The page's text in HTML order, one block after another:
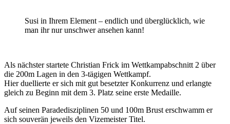
Susi in Ihrem Element – endlich und überglücklich, wie
man ihr nur unschwer ansehen kann!
Als nächster startete Christian Frick im Wettkampabschnitt 2 über
die 200m Lagen in den 3-tägigen Wettkampf.
Hier duellierte er sich mit gut besetzter Konkurrenz und erlangte
gleich zu Beginn mit dem 3. Platz seine erste Medaille.
Auf seinen Paradedisziplinen 50 und 100m Brust erschwamm er
sich souverän jeweils den Vizemeister Titel.